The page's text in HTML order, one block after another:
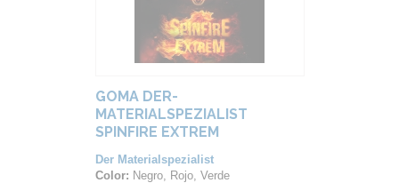
GOMA DER-
MATERIALSPEZIALIST
SPINFIRE EXTREM
Der Materialspezialist
Color: Negro, Rojo, Verde